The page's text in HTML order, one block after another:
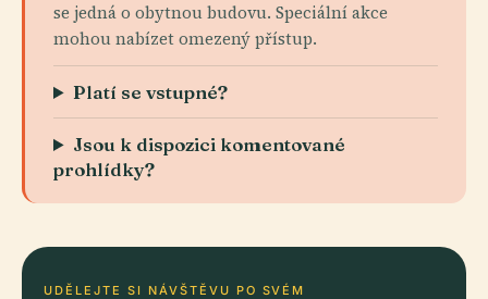
se jedná o obytnou budovu. Speciální akce
mohou nabízet omezený přístup.
Platí se vstupné?
Jsou k dispozici komentované
prohlídky?
UDĚLEJTE SI NÁVŠTĚVU PO SVÉM